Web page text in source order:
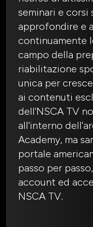
seminari e corsi
approfondire e
continuamente
campo della
riabilitazione
unica per
ai contenuti
dell'NSCA TV
all'interno
Academy, ma
portale
passo per
account ed
NSCA TV.